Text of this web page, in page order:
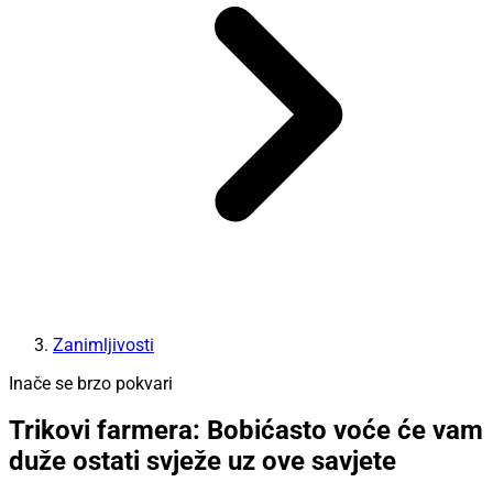
Zanimljivosti
Inače se brzo pokvari
Trikovi farmera: Bobićasto voće će vam
duže ostati svježe uz ove savjete